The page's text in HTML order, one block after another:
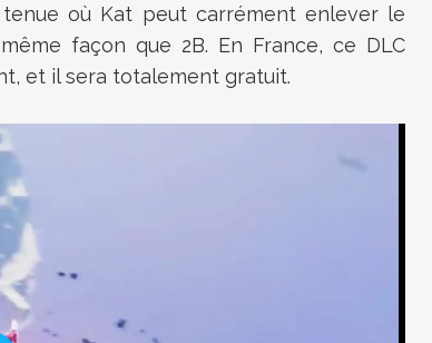
où Kat peut carrément enlever le
façon que 2B. En France, ce DLC
et il sera totalement gratuit.